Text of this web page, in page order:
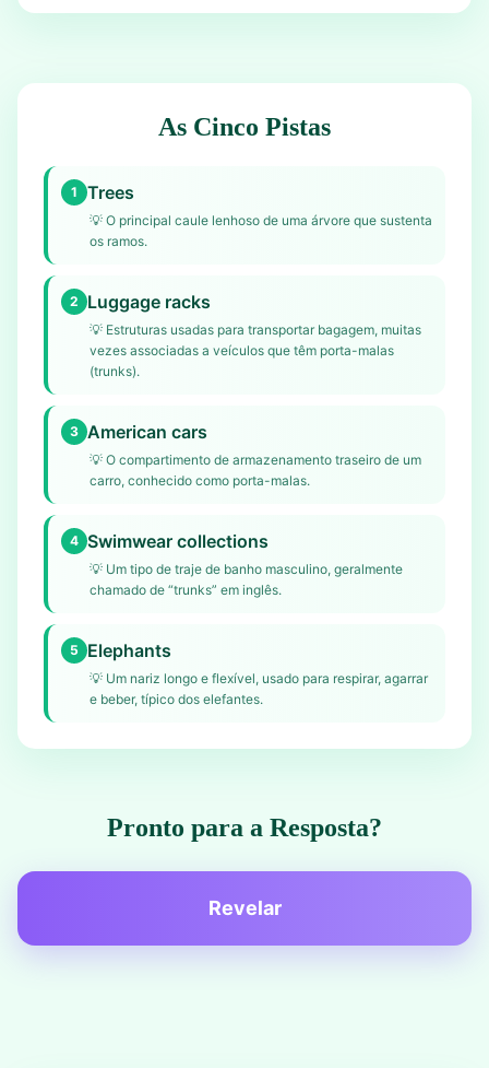
As Cinco Pistas
1 Trees
💡 O principal caule lenhoso de uma árvore que sustenta
os ramos.
2 Luggage racks
💡 Estruturas usadas para transportar bagagem, muitas
vezes associadas a veículos que têm porta-malas
(trunks).
3 American cars
💡 O compartimento de armazenamento traseiro de um
carro, conhecido como porta-malas.
4 Swimwear collections
💡 Um tipo de traje de banho masculino, geralmente
chamado de “trunks” em inglês.
5 Elephants
💡 Um nariz longo e flexível, usado para respirar, agarrar
e beber, típico dos elefantes.
Pronto para a Resposta?
Revelar